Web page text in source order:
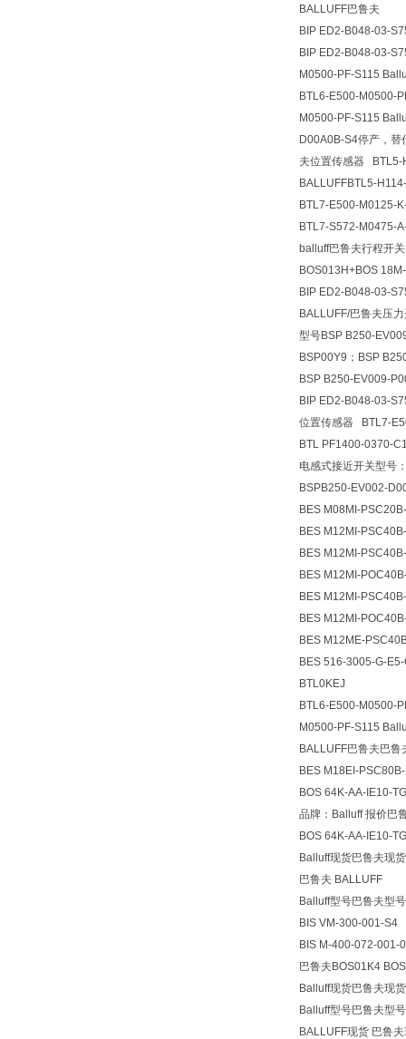
BALLUFF巴鲁夫
BIP ED2-B048-03-
BIP ED2-B048-03-
M0500-PF-S115
BTL6-E500-M0500-
M0500-PF-S115
D00A0B-S4停产，
夫位置传感器
BALLUFFBTL5-
BTL7-E500-M0125-
BTL7-S572-M0475-
balluff巴鲁夫行程开
BOS013H+BOS
BIP ED2-B048-03-
BALLUFF/巴鲁夫压
型号BSP B250-
BSP00Y9；BSP
BSP B250-EV009-
BIP ED2-B048-03-
位置传感器 BTL7-
BTL PF1400-0370-
电感式接近开关型号
BSPB250-EV002-
BES M08MI-
BES M12MI-
BES M12MI-
BES M12MI-
BES M12MI-
BES M12MI-
BES M12ME-
BES 516-3005-G-
BTL0KEJ
BTL6-E500-M0500-
M0500-PF-S115
BALLUFF巴鲁夫巴
BES M18EI-
BOS 64K-AA-IE10-
品牌：Balluff 报价巴
BOS 64K-AA-IE10-
Balluff现货巴鲁夫现
巴鲁夫 BALLUFF
Balluff型号巴鲁夫型
BIS VM-300-001-S4
BIS M-400-072-001-
巴鲁夫BOS01K4
Balluff现货巴鲁夫现
Balluff型号巴鲁夫型号
BALLUFF现货 巴鲁